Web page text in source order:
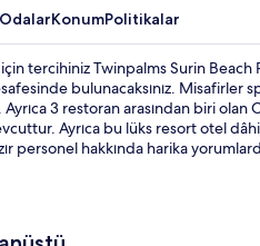
OdalarKonumPolitikalar
tercihiniz Twinpalms Surin Beach
bulunacaksınız. Misafirler
Ayrıca 3 restoran arasından biri olan
Ayrıca bu lüks resort otel
personel hakkında harika